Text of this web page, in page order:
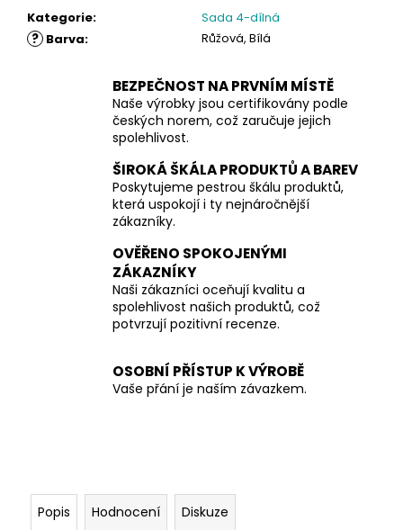
Kategorie: Sada 4-dílná
? Barva: Růžová, Bílá
BEZPEČNOST NA PRVNÍM MÍSTĚ
Naše výrobky jsou certifikovány podle
českých norem, což zaručuje jejich
spolehlivost.
ŠIROKÁ ŠKÁLA PRODUKTŮ A BAREV
Poskytujeme pestrou škálu produktů,
která uspokojí i ty nejnáročnější
zákazníky.
OVĚŘENO SPOKOJENÝMI
ZÁKAZNÍKY
Naši zákazníci oceňují kvalitu a
spolehlivost našich produktů, což
potvrzují pozitivní recenze.
OSOBNÍ PŘÍSTUP K VÝROBĚ
Vaše přání je naším závazkem.
Popis Hodnocení Diskuze